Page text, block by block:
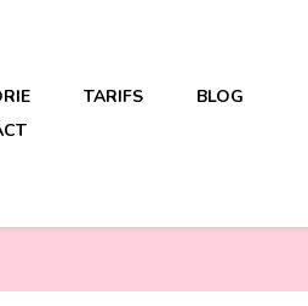
TARIFS
BLOG